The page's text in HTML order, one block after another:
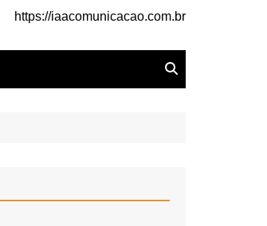
https://iaacomunicacao.com.br